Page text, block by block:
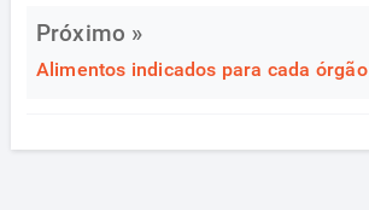
Próximo »
Alimentos indicados para cada órgão